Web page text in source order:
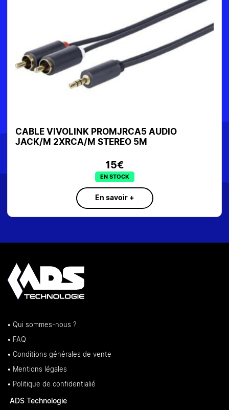
CABLE VIVOLINK PROMJRCA5 AUDIO
JACK/M 2XRCA/M STEREO 5M
15€
EN STOCK
En savoir +
• Qui sommes-nous ?
• FAQ
• Conditions générales de vente
• Mentions légales
• Politique de confidentialié
ADS Technologie